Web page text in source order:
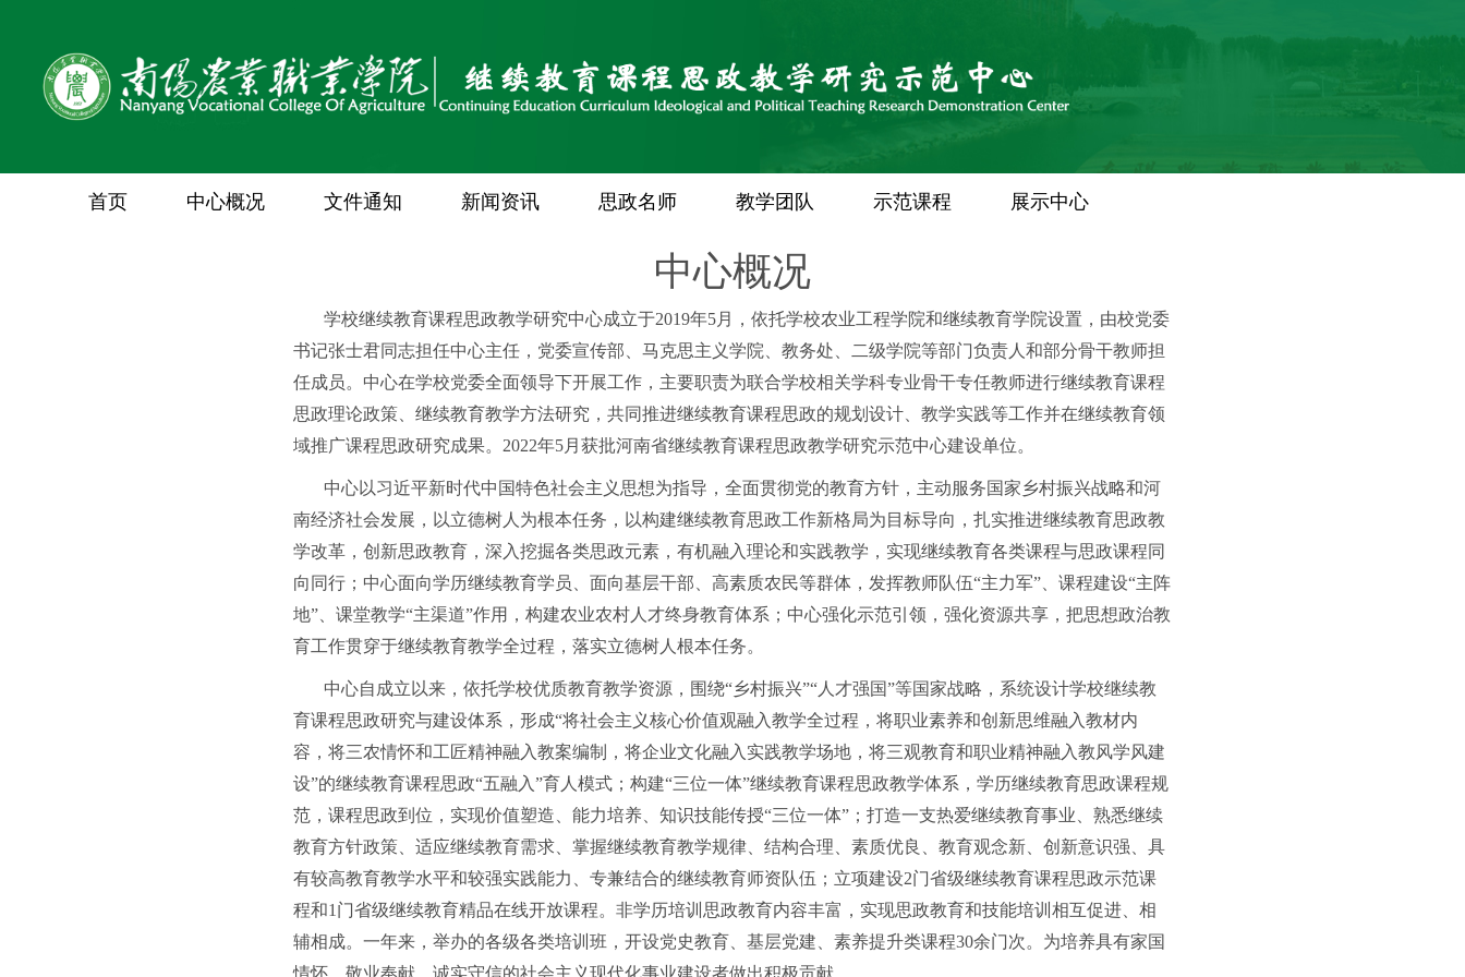
首页 中心概况 文件通知 新闻资讯 思政名师 教学团队 示范课程 展示中心
中心概况
学校继续教育课程思政教学研究中心成立于2019年5月，依托学校农业工程学院和继续教育学院设置，由校党委
书记张士君同志担任中心主任，党委宣传部、马克思主义学院、教务处、二级学院等部门负责人和部分骨干教师担
任成员。中心在学校党委全面领导下开展工作，主要职责为联合学校相关学科专业骨干专任教师进行继续教育课程
思政理论政策、继续教育教学方法研究，共同推进继续教育课程思政的规划设计、教学实践等工作并在继续教育领
域推广课程思政研究成果。2022年5月获批河南省继续教育课程思政教学研究示范中心建设单位。
中心以习近平新时代中国特色社会主义思想为指导，全面贯彻党的教育方针，主动服务国家乡村振兴战略和河
南经济社会发展，以立德树人为根本任务，以构建继续教育思政工作新格局为目标导向，扎实推进继续教育思政教
学改革，创新思政教育，深入挖掘各类思政元素，有机融入理论和实践教学，实现继续教育各类课程与思政课程同
向同行；中心面向学历继续教育学员、面向基层干部、高素质农民等群体，发挥教师队伍“主力军”、课程建设“主阵
地”、课堂教学“主渠道”作用，构建农业农村人才终身教育体系；中心强化示范引领，强化资源共享，把思想政治教
育工作贯穿于继续教育教学全过程，落实立德树人根本任务。
中心自成立以来，依托学校优质教育教学资源，围绕“乡村振兴”“人才强国”等国家战略，系统设计学校继续教
育课程思政研究与建设体系，形成“将社会主义核心价值观融入教学全过程，将职业素养和创新思维融入教材内
容，将三农情怀和工匠精神融入教案编制，将企业文化融入实践教学场地，将三观教育和职业精神融入教风学风建
设”的继续教育课程思政“五融入”育人模式；构建“三位一体”继续教育课程思政教学体系，学历继续教育思政课程规
范，课程思政到位，实现价值塑造、能力培养、知识技能传授“三位一体”；打造一支热爱继续教育事业、熟悉继续
教育方针政策、适应继续教育需求、掌握继续教育教学规律、结构合理、素质优良、教育观念新、创新意识强、具
有较高教育教学水平和较强实践能力、专兼结合的继续教育师资队伍；立项建设2门省级继续教育课程思政示范课
程和1门省级继续教育精品在线开放课程。非学历培训思政教育内容丰富，实现思政教育和技能培训相互促进、相
辅相成。一年来，举办的各级各类培训班，开设党史教育、基层党建、素养提升类课程30余门次。为培养具有家国